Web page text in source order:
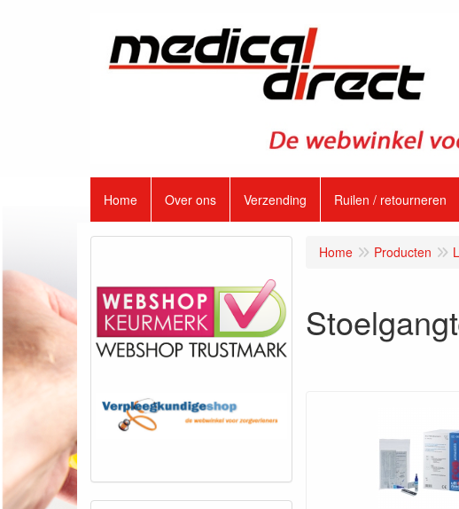
Home Over ons Verzending Ruilen / retourneren
Home Producten